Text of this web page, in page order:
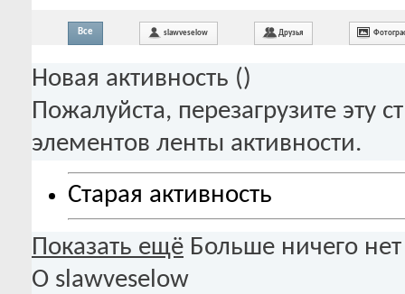
Все slawveselow Друзья
Новая активность ()
Пожалуйста, перезагрузите эту
элементов ленты активности.
Старая активность
Показать ещё Больше ничего нет
О slawveselow